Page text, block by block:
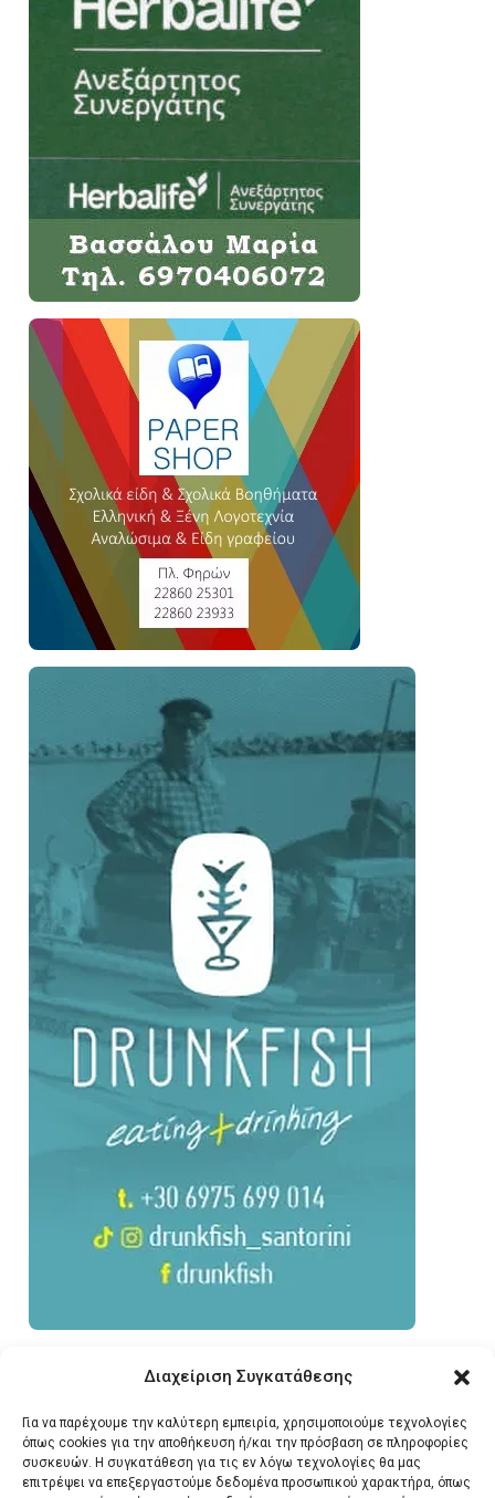
Διαχείριση Συγκατάθεσης
Για να παρέχουμε την καλύτερη εμπειρία, χρησιμοποιούμε τεχνολογίες
όπως cookies για την αποθήκευση ή/και την πρόσβαση σε πληροφορίες
συσκευών. Η συγκατάθεση για τις εν λόγω τεχνολογίες θα μας
επιτρέψει να επεξεργαστούμε δεδομένα προσωπικού χαρακτήρα, όπως